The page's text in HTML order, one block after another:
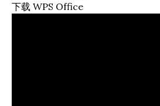
下载 WPS Office